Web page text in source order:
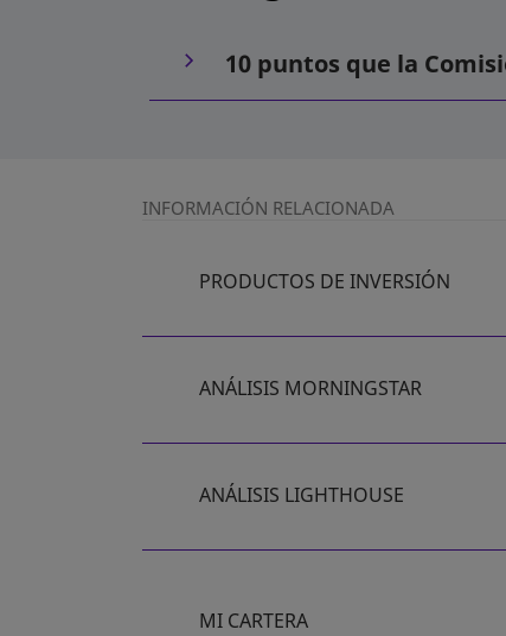
10 puntos que la
INFORMACIÓN RELACIONADA
PRODUCTOS DE INVERSIÓN
ANÁLISIS MORNINGSTAR
ANÁLISIS LIGHTHOUSE
MI CARTERA